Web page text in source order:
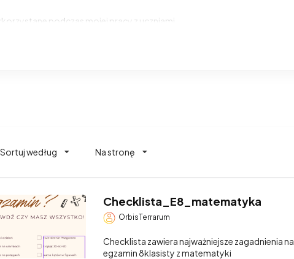
podczas mojej pracy z uczniami.
Sortuj według Na stronę
Checklista_E8_matematyka
OrbisTerrarum
Checklista zawiera najważniejsze zagadnienia na
egzamin 8klasisty z matematyki